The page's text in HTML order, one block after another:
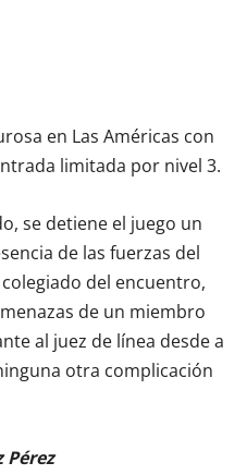
en Las Américas con
limitada por nivel 3.
se detiene el juego un
de las fuerzas del
del encuentro,
de un miembro
al juez de línea desde a
otra complicación
Pérez